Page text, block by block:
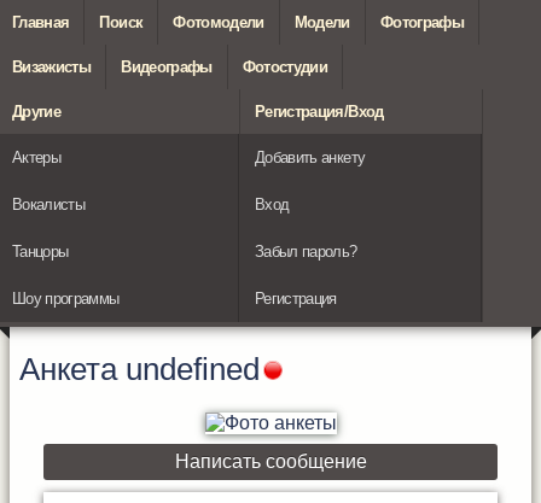
Главная Поиск Фотомодели Модели Фотографы
Визажисты Видеографы Фотостудии
Другие
Актеры
Вокалисты
Танцоры
Шоу программы
Регистрация/Вход
Добавить анкету
Вход
Забыл пароль?
Регистрация
Анкета undefined
Написать сообщение